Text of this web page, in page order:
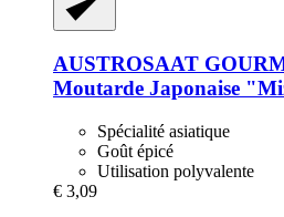
AUSTROSAAT
Moutarde Japonaise
Spécialité asiatique
Goût épicé
Utilisation polyvalente
€ 3,09